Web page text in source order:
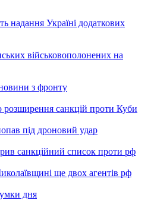
надання Україні додаткових
військовополонених на
з фронту
санкцій проти Куби
під дроновий удар
санкційний список проти рф
ще двох агентів рф
дня